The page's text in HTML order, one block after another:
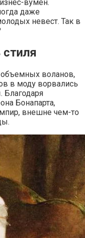
вумен.
даже
невест. Так в
объемных воланов,
в моду ворвались
Бонапарта,
внешне чем-то